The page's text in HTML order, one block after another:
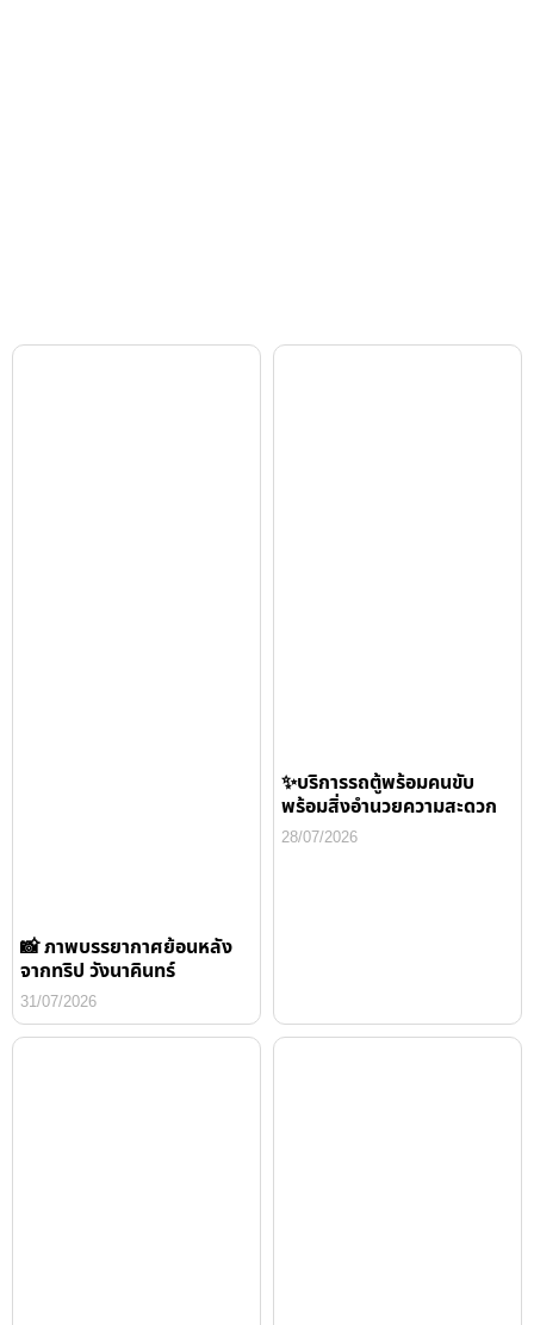
📸 ภาพบรรยากาศย้อนหลัง
จากทริป วังนาคินทร์
31/07/2026
✨บริการรถตู้พร้อมคนขับ
พร้อมสิ่งอำนวยความสะดวก
28/07/2026